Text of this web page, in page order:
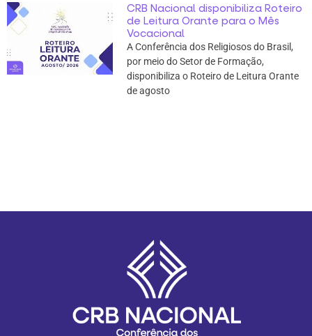
CRB Nacional disponibiliza Roteiro
de Leitura Orante para o Mês
Vocacional
A Conferência dos Religiosos do Brasil,
por meio do Setor de Formação,
disponibiliza o Roteiro de Leitura Orante
de agosto